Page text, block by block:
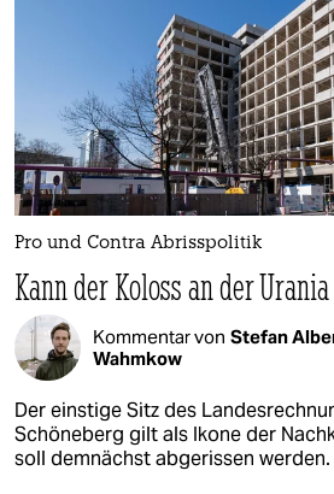
Pro und Contra Abrisspolitik
Kann der Koloss an der
Kommentar von Stefan
Wahmkow
Der einstige Sitz des
Schöneberg gilt als Ikone der
soll demnächst abgerissen werden.